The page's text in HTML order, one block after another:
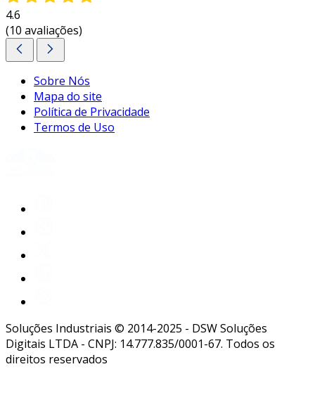
4.6
(10 avaliações)
Sobre Nós
Mapa do site
Política de Privacidade
Termos de Uso
Soluções Industriais © 2014-2025 - DSW Soluções
Digitais LTDA - CNPJ: 14.777.835/0001-67. Todos os
direitos reservados